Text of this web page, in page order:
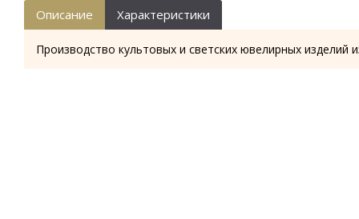
Описание Характеристики
Производство культовых и светских ювелирных изделий